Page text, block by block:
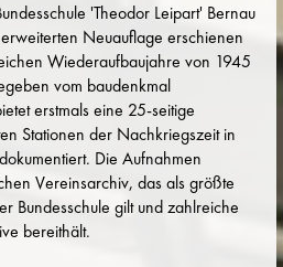
'Theodor Leipart' Bernau
Neuauflage erschienen
Wiederaufbaujahre von 1945
vom baudenkmal
erstmals eine 25-seitige
Stationen der Nachkriegszeit in
Die Aufnahmen
Vereinsarchiv, das als größte
Bundesschule gilt und zahlreiche
bereithält.